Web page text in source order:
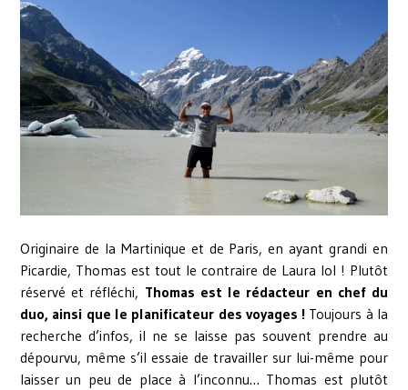
Originaire de la Martinique et de Paris, en ayant grandi en
Picardie, Thomas est tout le contraire de Laura lol ! Plutôt
réservé et réfléchi, Thomas est le rédacteur en chef du
duo, ainsi que le planificateur des voyages ! Toujours à la
recherche d’infos, il ne se laisse pas souvent prendre au
dépourvu, même s’il essaie de travailler sur lui-même pour
laisser un peu de place à l’inconnu… Thomas est plutôt